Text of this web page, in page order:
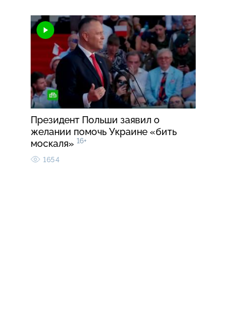
Президент Польши заявил о
желании помочь Украине «бить
москаля» 16+
1654